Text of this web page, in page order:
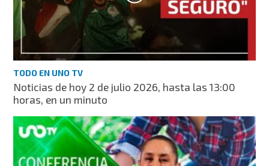
TODO EN UNO TV
Noticias de hoy 2 de julio 2026, hasta las 13:00
horas, en un minuto